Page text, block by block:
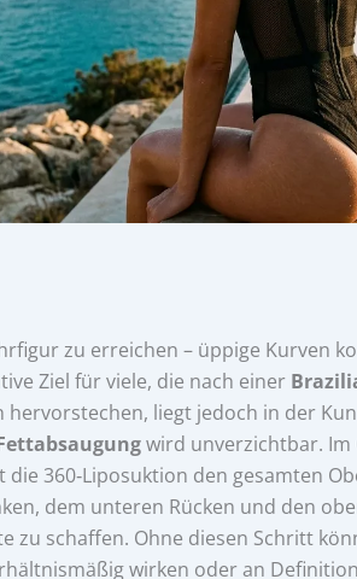
zu erreichen – üppige Kurven
Ziel für viele, die nach einer
hervorstechen, liegt jedoch in der
wird unverzichtbar.
360‑Liposuktion den gesamten
dem unteren Rücken und den
zu schaffen. Ohne diesen Schritt
wirken oder an